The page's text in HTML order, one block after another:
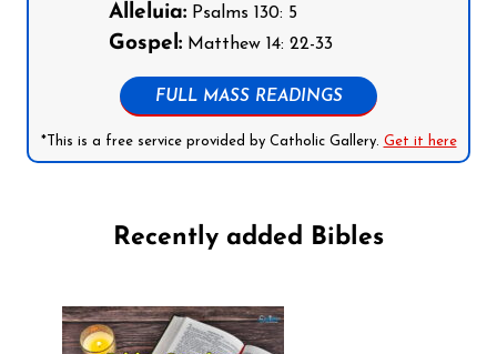
Alleluia: Psalms 130: 5
Gospel: Matthew 14: 22-33
FULL MASS READINGS
*This is a free service provided by Catholic Gallery. Get it here
Recently added Bibles